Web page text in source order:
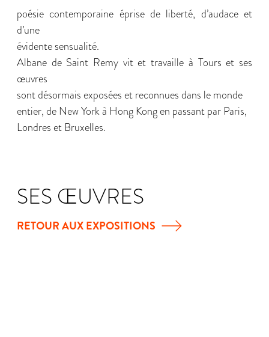
poésie contemporaine éprise de liberté, d’audace et
d’une
évidente sensualité.
Albane de Saint Remy vit et travaille à Tours et ses
œuvres
sont désormais exposées et reconnues dans le monde
entier, de New York à Hong Kong en passant par Paris,
Londres et Bruxelles.
SES ŒUVRES
RETOUR AUX EXPOSITIONS